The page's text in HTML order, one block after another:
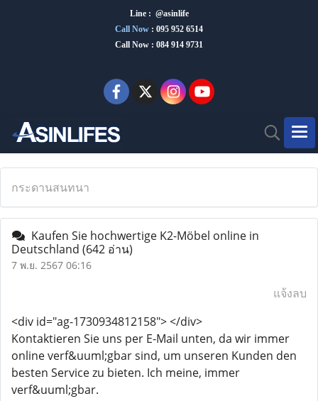
Line : @asinlife
Call Now : 095 952 6514
Call Now : 084 914 9731
กระดานสนทนา
Kaufen Sie hochwertige K2-Möbel online in
Deutschland (642 อ่าน)
7 พ.ย. 2567 06:16
แจ้งลบ
<div id="ag-1730934812158"> </div>
Kontaktieren Sie uns per E-Mail unten, da wir immer
online verf&uuml;gbar sind, um unseren Kunden den
besten Service zu bieten. Ich meine, immer
verf&uuml;gbar.